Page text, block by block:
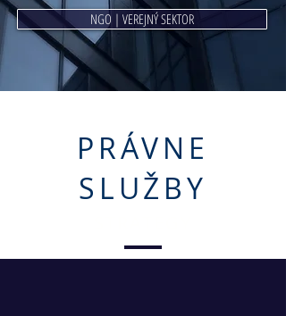
NGO | VEREJNÝ SEKTOR
PRÁVNE
SLUŽBY